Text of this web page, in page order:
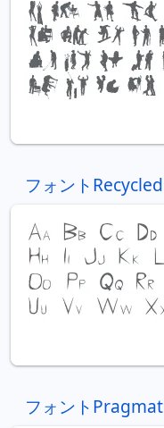
フォント
フォント